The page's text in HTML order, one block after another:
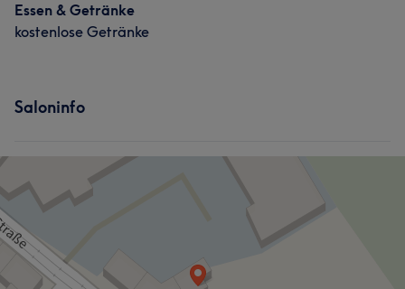
Essen & Getränke
kostenlose Getränke
Saloninfo